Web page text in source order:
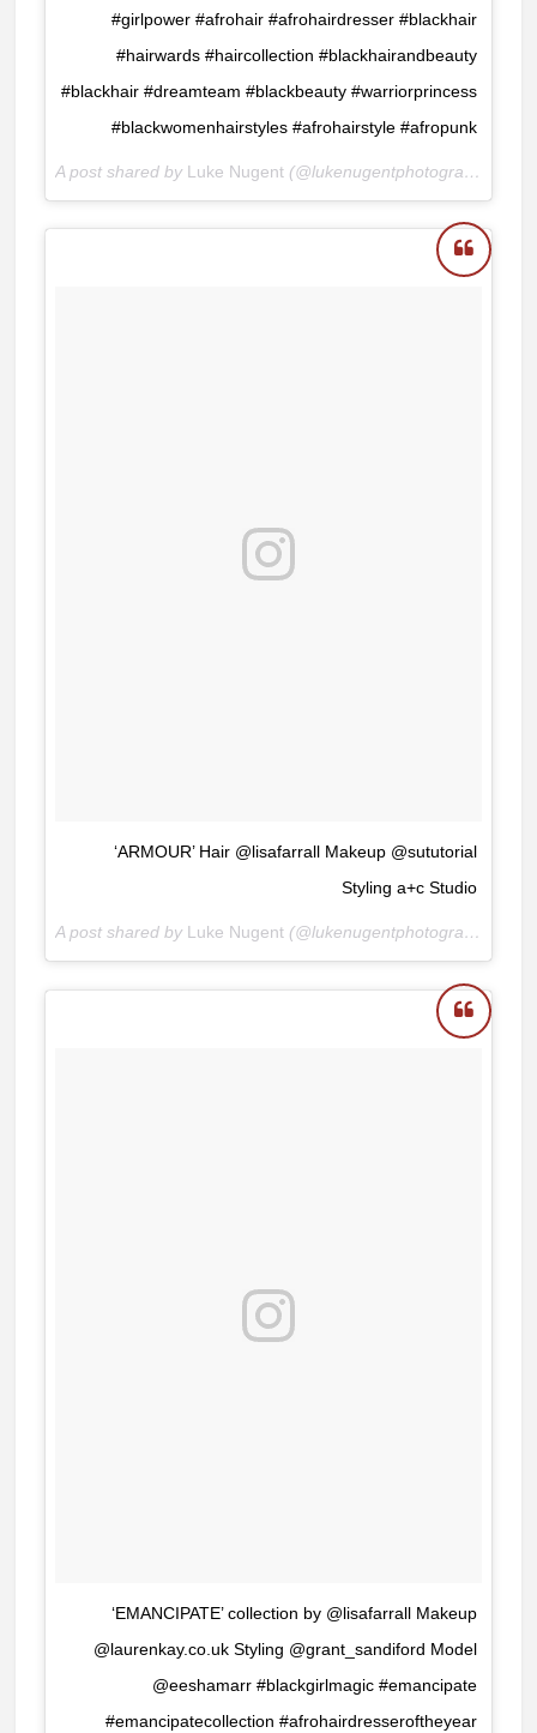
#girlpower #afrohair #afrohairdresser #blackhair
#hairwards #haircollection #blackhairandbeauty
#blackhair #dreamteam #blackbeauty #warriorprincess
#blackwomenhairstyles #afrohairstyle #afropunk
A post shared by Luke Nugent(@lukenugentphotography) on
‘ARMOUR’ Hair @lisafarrall Makeup @sututorial
Styling a+c Studio
A post shared by Luke Nugent(@lukenugentphotography) on
‘EMANCIPATE’ collection by @lisafarrall Makeup
@laurenkay.co.uk Styling @grant_sandiford Model
@eeshamarr #blackgirlmagic #emancipate
#emancipatecollection #afrohairdresseroftheyear